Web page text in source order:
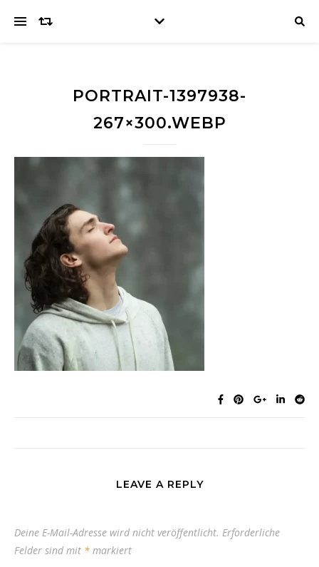
PORTRAIT-1397938-
267×300.WEBP
LEAVE A REPLY
Deine E-Mail-Adresse wird nicht veröffentlicht. Erforderliche
Felder sind mit * markiert